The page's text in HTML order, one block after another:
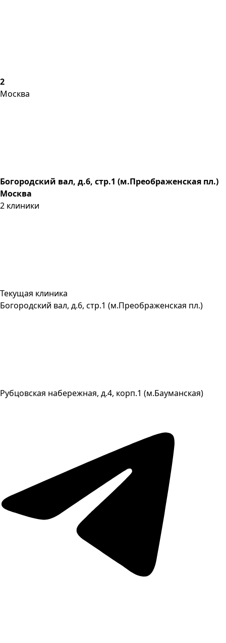
2
Москва
Богородский вал, д.6, стр.1 (м.Преображенская пл.)
Москва
2 клиники
Текущая клиника
Богородский вал, д.6, стр.1 (м.Преображенская пл.)
Рубцовская набережная, д.4, корп.1 (м.Бауманская)